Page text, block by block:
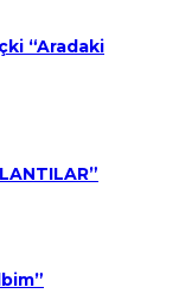
“Aradaki